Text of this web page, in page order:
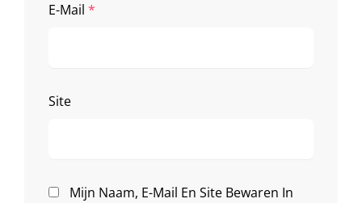
E-Mail *
Site
Mijn Naam, E-Mail En Site Bewaren In